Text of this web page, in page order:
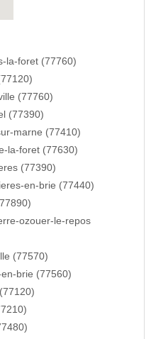
la-foret (77760)
(77760)
(77390)
marne (77410)
la-foret (77630)
(77390)
en-brie (77440)
ozouer-le-repos
(77570)
brie (77560)